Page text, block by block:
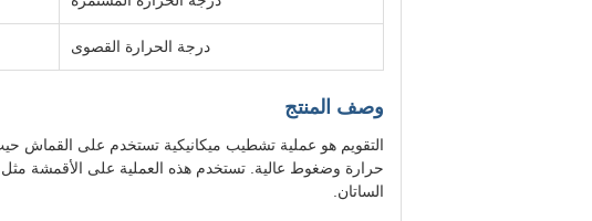
درجة الحرارة القصوى
وصف المنتج
التقويم هو عملية تشطيب ميكانيكية تستخدم على
حرارة وضغوط عالية. تستخدم هذه العملية على الأقمشة مثل
الساتان.